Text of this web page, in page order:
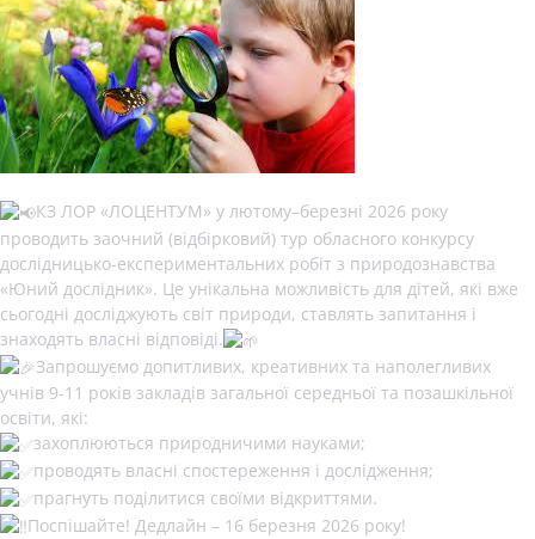
КЗ ЛОР «ЛОЦЕНТУМ» у лютому–березні 2026 року
проводить заочний (відбірковий) тур обласного конкурсу
дослідницько-експериментальних робіт з природознавства
«Юний дослідник». Це унікальна можливість для дітей, які вже
сьогодні досліджують світ природи, ставлять запитання і
знаходять власні відповіді.
Запрошуємо допитливих, креативних та наполегливих
учнів 9-11 років закладів загальної середньої та позашкільної
освіти, які:
захоплюються природничими науками;
проводять власні спостереження і дослідження;
прагнуть поділитися своїми відкриттями.
Поспішайте! Дедлайн – 16 березня 2026 року!